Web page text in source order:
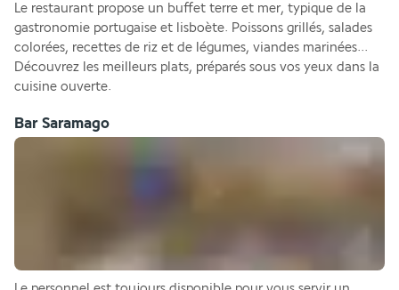
Le restaurant propose un buffet terre et mer, typique de la
gastronomie portugaise et lisboète. Poissons grillés, salades
colorées, recettes de riz et de légumes, viandes marinées...
Découvrez les meilleurs plats, préparés sous vos yeux dans la
cuisine ouverte.
Bar Saramago